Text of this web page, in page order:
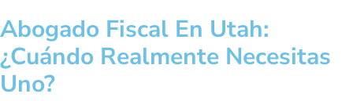
Abogado Fiscal En Utah:
¿Cuándo Realmente Necesitas
Uno?